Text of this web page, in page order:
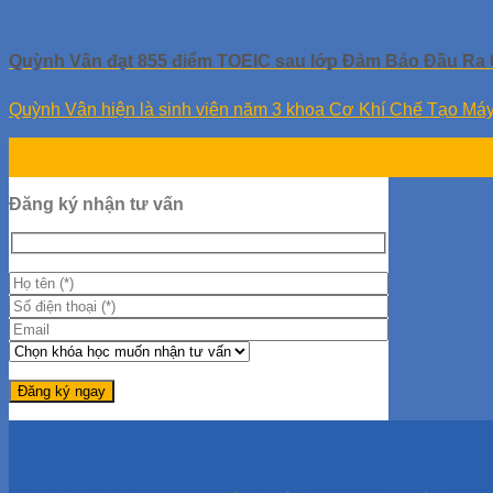
Quỳnh Vân đạt 855 điểm TOEIC sau lớp Đảm Bảo Đầu Ra
Quỳnh Vân hiện là sinh viên năm 3 khoa Cơ Khí Chế Tạo
Đăng ký nhận tư vấn